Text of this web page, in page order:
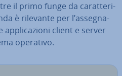
il primo funge da ca­rat­te­ri­
è rilevante per l’as­se­gna­
ap­pli­ca­zio­ni client e server
operativo.